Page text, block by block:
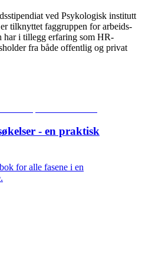
ved Psykologisk institutt
tilknyttet faggruppen for arbeids-
har i tillegg erfaring som HR-
fra både offentlig og privat
- en praktisk
for alle fasene i en